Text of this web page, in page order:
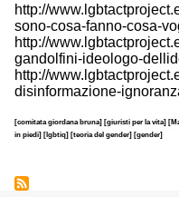
http://
sono-cosa-fanno-cosa-
http://
gandolfini-ideologo-
http://
disinformazione-
[comitata giordana bruna] [giuristi per la vita]
in piedi] [lgbtiq] [teoria del gender] [gender]